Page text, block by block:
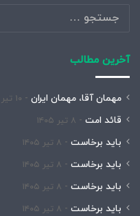
آخرین مطالب
مهمان آقا، مهمان ایران ۱۰ تیر ۱۴۰۵
قائد امت ۸ تیر ۱۴۰۵
باید برخاست ۸ تیر ۱۴۰۵
باید برخاست ۸ تیر ۱۴۰۵
باید برخاست ۸ تیر ۱۴۰۵
باید برخاست ۸ تیر ۱۴۰۵